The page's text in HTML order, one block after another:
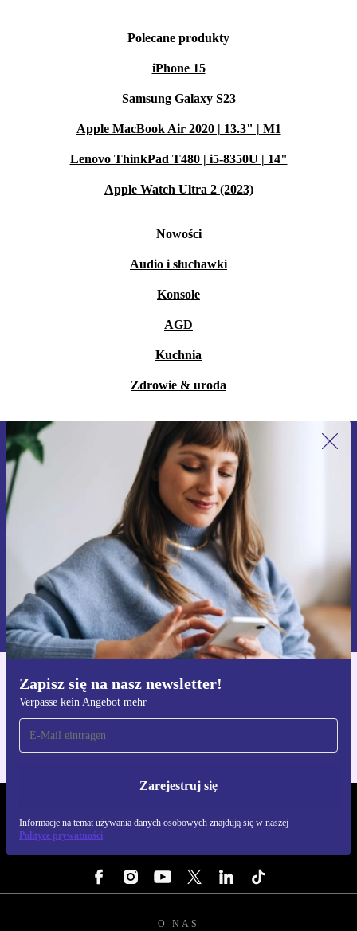
Polecane produkty
iPhone 15
Samsung Galaxy S23
Apple MacBook Air 2020 | 13.3" | M1
Lenovo ThinkPad T480 | i5-8350U | 14"
Apple Watch Ultra 2 (2023)
Nowości
Audio i słuchawki
Konsole
AGD
Kuchnia
Zdrowie & uroda
Zapisz się na nasz newsletter!
Verpasse kein Angebot mehr
Zarejestruj się
Informacje na temat używania danych osobowych znajdują się w naszej
Polityce prywatności
Zapisz się na nasz newsletter!
Nie przegap żadnej oferty.
Zarejestruj się
Informacje na temat używania danych osobowych znajdują się w
naszej
Polityce prywatności
Pobierz aplikację refurbed
Dla iOS i Android
OBSERWUJ NAS
O NAS